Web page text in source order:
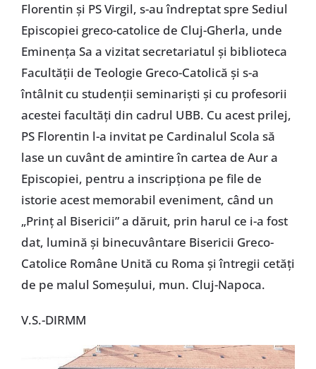
Florentin şi PS Virgil, s-au îndreptat spre Sediul
Episcopiei greco-catolice de Cluj-Gherla, unde
Eminenţa Sa a vizitat secretariatul şi biblioteca
Facultăţii de Teologie Greco-Catolică şi s-a
întâlnit cu studenţii seminarişti şi cu profesorii
acestei facultăţi din cadrul UBB. Cu acest prilej,
PS Florentin l-a invitat pe Cardinalul Scola să
lase un cuvânt de amintire în cartea de Aur a
Episcopiei, pentru a inscripţiona pe file de
istorie acest memorabil eveniment, când un
„Prinţ al Bisericii” a dăruit, prin harul ce i-a fost
dat, lumină şi binecuvântare Bisericii Greco-
Catolice Române Unită cu Roma şi întregii cetăţi
de pe malul Someşului, mun. Cluj-Napoca.
V.S.-DIRMM